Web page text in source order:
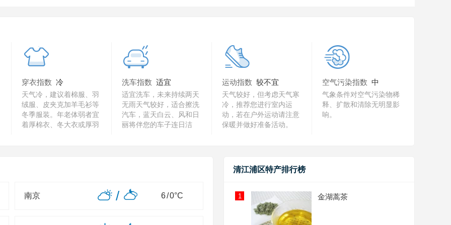
穿衣指数 冷
天气冷，建议着棉服、羽
绒服、皮夹克加羊毛衫等
冬季服装。年老体弱者宜
着厚棉衣、冬大衣或厚羽
洗车指数 适宜
适宜洗车，未来持续两天
无雨天气较好，适合擦洗
汽车，蓝天白云、风和日
丽将伴您的车子连日洁
运动指数 较不宜
天气较好，但考虑天气寒
冷，推荐您进行室内运
动，若在户外运动请注意
保暖并做好准备活动。
空气污染指数 中
气象条件对空气污染物稀
释、扩散和清除无明显影
响。
南京 / 6/0°C
清江浦区特产排行榜
1 金湖蒿茶